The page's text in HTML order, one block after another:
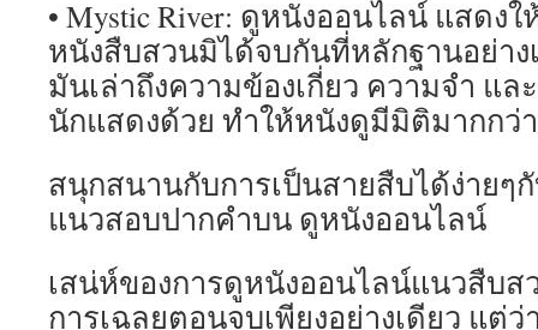
• Mystic River: ดูหนังออนไลน์ แสดงใ
หนังสืบสวนมิได้จบกันที่หลักฐานอย่าง
มันเล่าถึงความข้องเกี่ยว ความจำ แ
นักแสดงด้วย ทำให้หนังดูมีมิติมากกว่
สนุกสนานกับการเป็นสายสืบได้ง่ายๆ
แนวสอบปากคำบน ดูหนังออนไลน์
เสน่ห์ของการดูหนังออนไลน์แนวสืบ
การเฉลยตอนจบเพียงอย่างเดียว แต่